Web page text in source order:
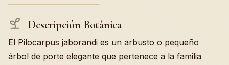
Descripción Botánica
El Pilocarpus jaborandi es un arbusto o pequeño
árbol de porte elegante que pertenece a la familia